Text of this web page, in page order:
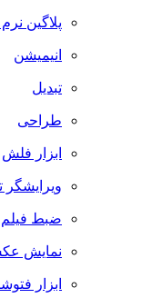
پلاگین
انیمیشن
تبدیل
طراحی
ابزار فلش
ویرایشگر
ضبط
نمایش
ابزار